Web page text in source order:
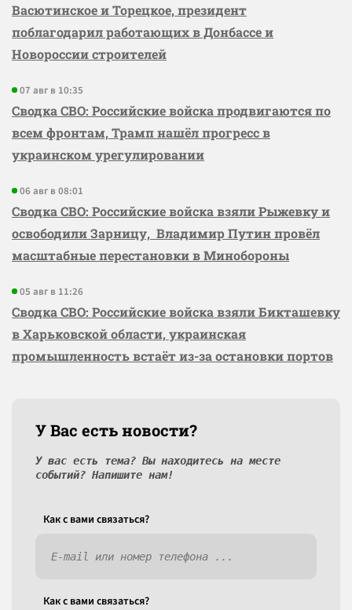
Васютинское и Торецкое, президент
поблагодарил работающих в Донбассе и
Новороссии строителей
07 авг в 10:35
Сводка СВО: Российские войска продвигаются по
всем фронтам, Трамп нашёл прогресс в
украинском урегулировании
06 авг в 08:01
Сводка СВО: Российские войска взяли Рыжевку и
освободили Зарницу, Владимир Путин провёл
масштабные перестановки в Минобороны
05 авг в 11:26
Сводка СВО: Российские войска взяли Бикташевку
в Харьковской области, украинская
промышленность встаёт из-за остановки портов
У Вас есть новости?
У вас есть тема? Вы находитесь на месте
событий? Напишите нам!
Как c вами связаться?
Как c вами связаться?